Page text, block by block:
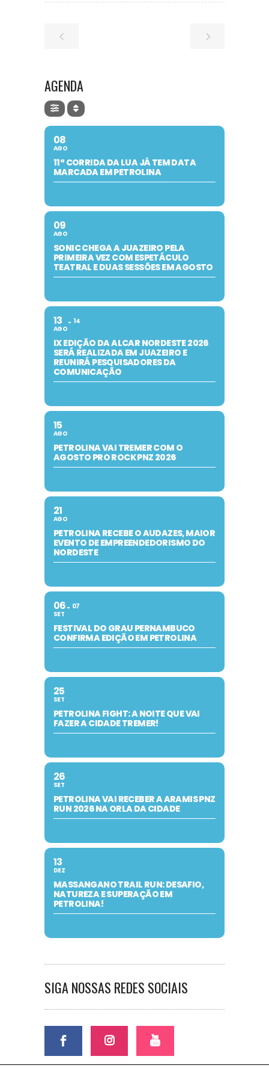
AGENDA
08
AGO
11ª CORRIDA DA LUA JÁ TEM DATA
MARCADA EM PETROLINA
09
AGO
SONIC CHEGA A JUAZEIRO PELA
PRIMEIRA VEZ COM ESPETÁCULO
TEATRAL E DUAS SESSÕES EM AGOSTO
13
AGO
14
IX EDIÇÃO DA ALCAR NORDESTE 2026
SERÁ REALIZADA EM JUAZEIRO E
REUNIRÁ PESQUISADORES DA
COMUNICAÇÃO
15
AGO
PETROLINA VAI TREMER COM O
AGOSTO PRO ROCK PNZ 2026
21
AGO
PETROLINA RECEBE O AUDAZES, MAIOR
EVENTO DE EMPREENDEDORISMO DO
NORDESTE
06
SET
07
FESTIVAL DO GRAU PERNAMBUCO
CONFIRMA EDIÇÃO EM PETROLINA
25
SET
PETROLINA FIGHT: A NOITE QUE VAI
FAZER A CIDADE TREMER!
26
SET
PETROLINA VAI RECEBER A ARAMIS PNZ
RUN 2026 NA ORLA DA CIDADE
13
DEZ
MASSANGANO TRAIL RUN: DESAFIO,
NATUREZA E SUPERAÇÃO EM
PETROLINA!
SIGA NOSSAS REDES SOCIAIS